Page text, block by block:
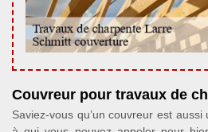
Couvreur pour travaux de
Saviez-vous qu’un couvreur est